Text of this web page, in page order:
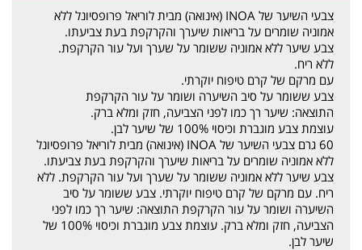
צבעי השיער של INOA (אינואה) מבית לוריאל פרופסיונל ללא
אמוניה שומרים על בריאות שיערך והקרקפת בעת צביעתו.
צבע שיער ללא אמוניה ששומר על שערך ועל עור הקרקפת.
ללא ריח.
עם מרקם של קרם טיפוח יוקרתי.
צבע ששומר על סיב השיערה ושומר על עור הקרקפת
התוצאה: שיער רך כמו לפני הצביעה, חזק ומלא ברק.
עוצמת צבע מוגברת וכיסוי 100% של שיער לבן.
60 גרם צבעי השיער של INOA (אינואה) מבית לוריאל פרופסיונל
ללא אמוניה שומרים על בריאות שיערך והקרקפת בעת צביעתו.
צבע שיער ללא אמוניה ששומר על שערך ועל עור הקרקפת. ללא
ריח. עם מרקם של קרם טיפוח יוקרתי. צבע ששומר על סיב
השיערה ושומר על עור הקרקפת התוצאה: שיער רך כמו לפני
הצביעה, חזק ומלא ברק. עוצמת צבע מוגברת וכיסוי 100% של
שיער לבן.